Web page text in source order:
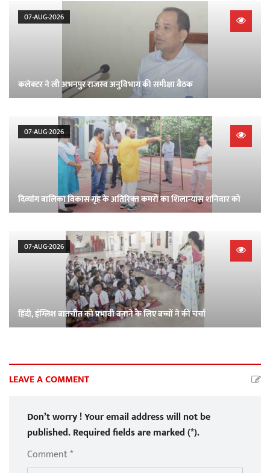
07-AUG-2026
कलेक्टर ने ली अभनपुर राजस्व अनुविभाग की समीक्षा बैठक
07-AUG-2026
दिव्‍यांग बालिका विकास गृह के अतिरिक्‍त कमरों का शिलान्‍यास शनिवार को
07-AUG-2026
हिंदी, इंग्लिश बातचीत को प्रभावी बनाने के लिए बच्चों ने की चर्चा
LEAVE A COMMENT
Don’t worry ! Your email address will not be
published. Required fields are marked (*).
Comment *